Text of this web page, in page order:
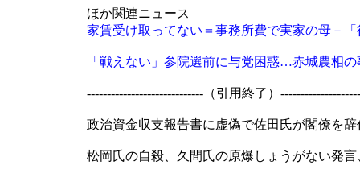
ほか関連ニュース
家賃受け取ってない＝事務所費で実家の母－
「戦えない」参院選前に与党困惑…赤城農相
-----------------------------（引用終了）
政治資金収支報告書に虚偽で佐田氏が閣僚を
松岡氏の自殺、久間氏の原爆しょうがない発